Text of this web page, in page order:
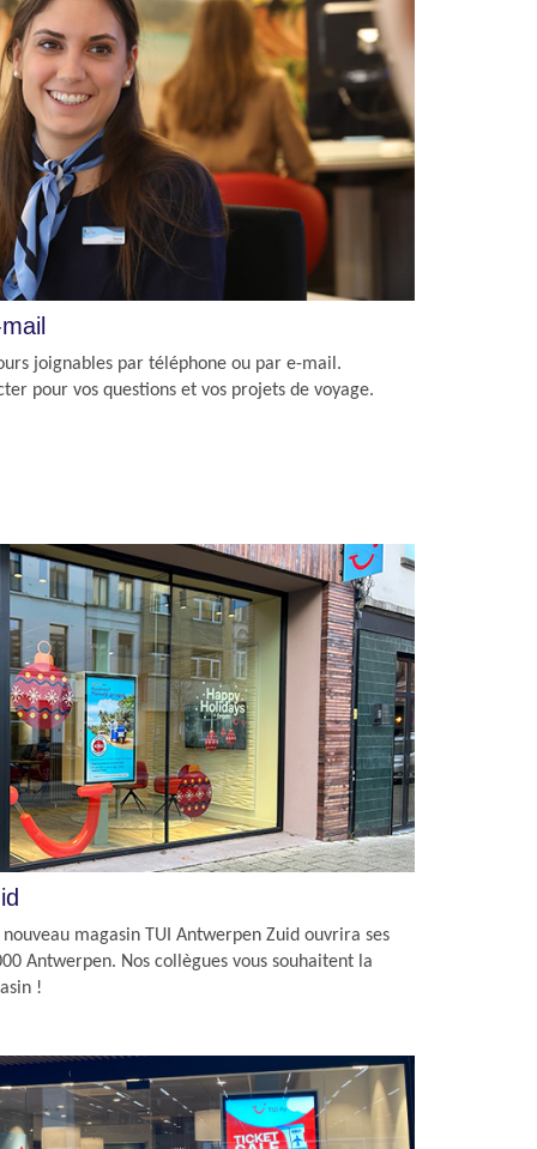
joignables par téléphone ou par e-mail.
pour vos questions et vos projets de voyage.
magasin TUI Antwerpen Zuid ouvrira ses
Antwerpen. Nos collègues vous souhaitent la
!